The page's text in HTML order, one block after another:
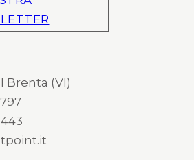
Brenta (VI)